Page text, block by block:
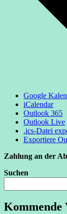
Google
iCalendar
Outlook 365
Outlook Live
.ics-Datei
Exportiere
Zahlung an der
Suchen
Kommende